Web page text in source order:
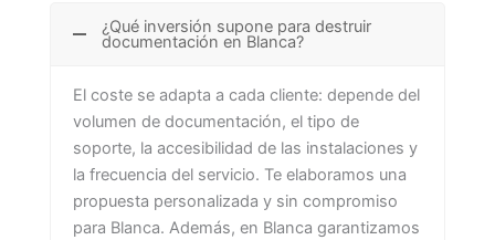
¿Qué inversión supone para destruir
documentación en Blanca?
El coste se adapta a cada cliente: depende del
volumen de documentación, el tipo de
soporte, la accesibilidad de las instalaciones y
la frecuencia del servicio. Te elaboramos una
propuesta personalizada y sin compromiso
para Blanca. Además, en Blanca garantizamos